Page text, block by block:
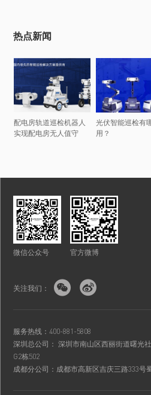
热点新闻
配电房轨道巡检机器人
实现配电房无人值守
光伏智能巡检有
用？
微信公众号 官方微博
关注我们：  
服务热线：400-881-5808
深圳总公司： 深圳市南山区西丽街道曙光
G2栋502
成都分公司：成都市高新区吉庆三路333号